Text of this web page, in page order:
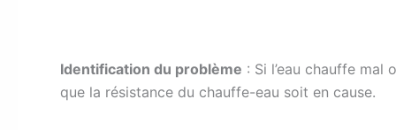
Identification du problème : Si l’eau chauffe
que la résistance du chauffe-eau soit en cause.